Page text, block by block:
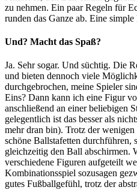
zu nehmen. Ein paar Regeln für
runden das Ganze ab. Eine
Und? Macht das Spaß?
Ja. Sehr sogar. Und süchtig. Die
und bieten dennoch viele
durchgebrochen, meine Spieler
Eins? Dann kann ich eine Figur
anschließend an einer beliebigen
gelegentlich ist das besser als
mehr dran bin). Trotz der
schöne Ballstafetten durchführen,
gleichzeitig den Ball abschirmen.
verschiedene Figuren aufgeteilt
Kombinationsspiel sozusagen
gutes Fußballgefühl, trotz der